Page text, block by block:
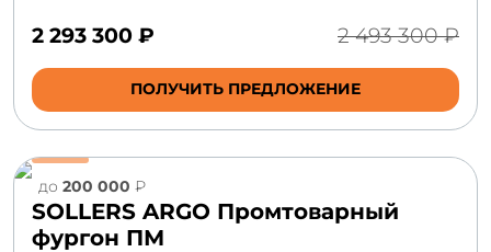
2 293 300 ₽ 2 493 300 ₽
ПОЛУЧИТЬ ПРЕДЛОЖЕНИЕ
до 200 000 ₽
SOLLERS ARGO Промтоварный
фургон ПМ